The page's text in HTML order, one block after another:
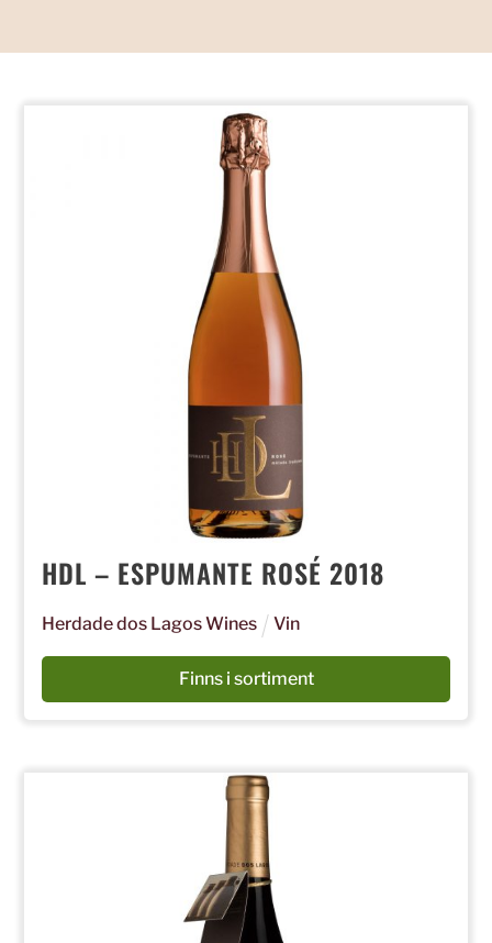
HDL – ESPUMANTE ROSÉ 2018
Herdade dos Lagos Wines Vin
Finns i sortiment